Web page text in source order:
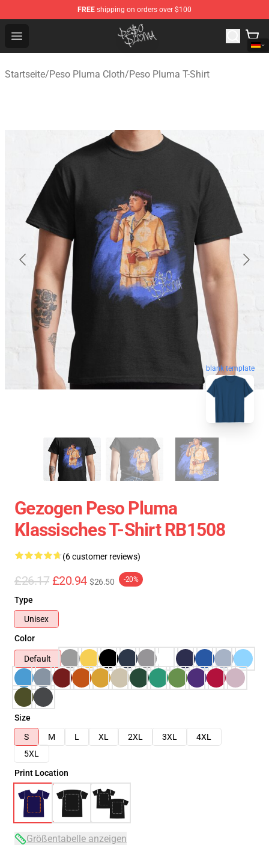
FREE shipping on orders over $100
Open menu
Peso Pluma Store - Official Peso Pluma Merchandise
Startseite/Peso Pluma Cloth/Peso Pluma T-Shirt
blank template
Gezogen Peso Pluma
Klassisches T-Shirt RB1508
(6 customer reviews)
£26.17 £20.94 $26.50 -20%
Type
Unisex
Color
Default
Size
S
M L XL 2XL 3XL
4XL
5XL
Print Location
Größentabelle anzeigen